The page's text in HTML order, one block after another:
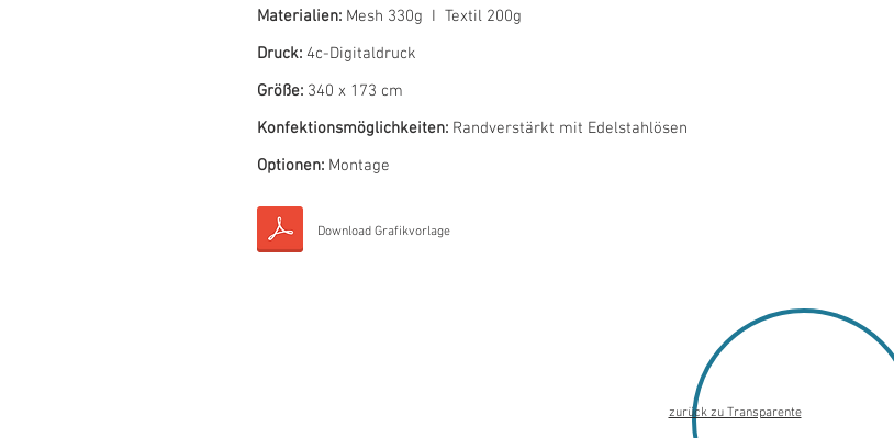
Materialien: Mesh 330g I Textil 200g
Druck: 4c-Digitaldruck
Größe: 340 x 173 cm
Konfektionsmöglichkeiten: Randverstärkt mit Edelstahlösen
Optionen: Montage
Download Grafikvorlage
zurück zu Transparente